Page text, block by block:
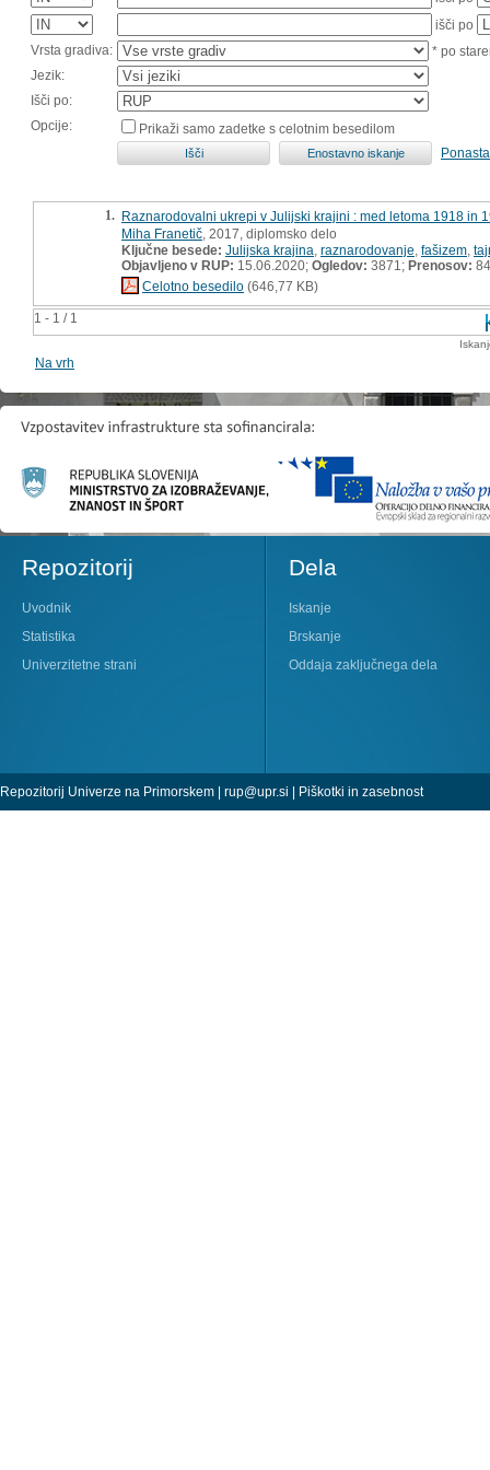
išči po
Vrsta gradiva:
* po
Jezik:
Išči po:
Opcije:
Prikaži samo zadetke s celotnim besedilom
1 - 1 / 1
1. Raznarodovalni ukrepi v Julijski krajini : med letoma 1918 in
Miha Franetič , 2017, diplomsko delo
Ključne besede: Julijska krajina raznarodovanje fašizem
Objavljeno v RUP: 15.06.2020; Ogledov: 3871; Prenosov: 84
Celotno besedilo (646,77 KB)
Na vrh
Repozitorij
Uvodnik
Statistika
Univerzitetne strani
Dela
Iskanje
Brskanje
Oddaja zaključnega dela
Repozitorij Univerze na Primorskem | rup@upr.si | Piškotki in zasebnost